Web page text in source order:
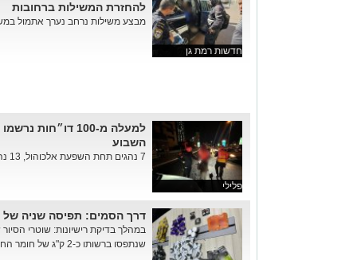
חדשות רמת גן
להחזרת המשילות ברחובות
מבצע משילות נרחב נערך אתמול
פלילי
למעלה מ-100
השבוע
7 נהגים תחת השפעת אלכוהול, 13 נהגים שחצו רמזור באור אדום; נרש...
דרך הסמים: תפיסה שניה
במהלך בדיקת רישיונות: שוטרי
שנתפסו ברשותו כ-2 ק"ג של חומר החשוד כסם ב- 146 שקיות חלוקה